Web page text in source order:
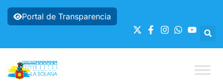
Portal de Transparencia